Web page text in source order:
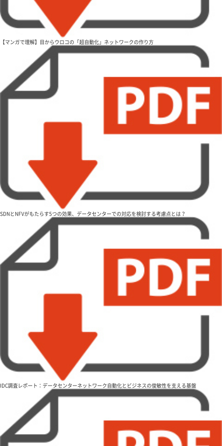
【マンガで理解】目からウロコの「超自動化」ネットワークの作り方
SDNとNFVがもたらす5つの効果、データセンターでの対応を検討する考慮点とは？
IDC調査レポート：データセンターネットワーク自動化とビジネスの俊敏性を支える基盤